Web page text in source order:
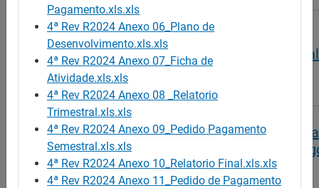
Programa de Estímulo à Oferta de Emprego -
Actividades de natureza essencialmente sazonal
PUB/TEMP/227/2015/SC
Programa de Apoio ao Empreendedorismo e
do Próprio Emprego - Criação do Próprio
PUB/TEMP/159/2015/SC
Pagamento.xls.xls
4ª Rev R2024 Anexo 06_Plano de
Desenvolvimento.xls.xls
4ª Rev R2024 Anexo 07_Ficha de
Atividade.xls.xls
4ª Rev R2024 Anexo 08 _Relatorio
Trimestral.xls.xls
4ª Rev R2024 Anexo 09_Pedido Pagamento
Semestral.xls.xls
4ª Rev R2024 Anexo 10_Relatorio Final.xls.xls
4ª Rev R2024 Anexo 11_Pedido de Pagamento